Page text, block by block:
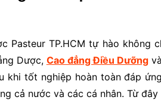
Pasteur TP.HCM tự hào
Dược, Cao đẳng Điều Dưỡng
khi tốt nghiệp hoàn toàn đáp
cả nước và các cá nhân. Từ